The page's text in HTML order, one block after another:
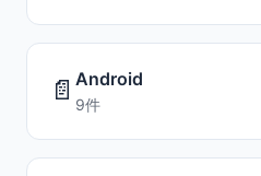
📄 Android
9件